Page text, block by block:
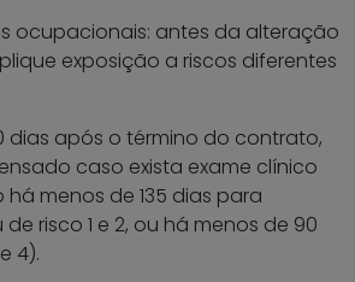
ocupacionais: antes da alteração
exposição a riscos diferentes
dias após o término do contrato,
caso exista exame clínico
menos de 135 dias para
risco 1 e 2, ou há menos de 90
4).